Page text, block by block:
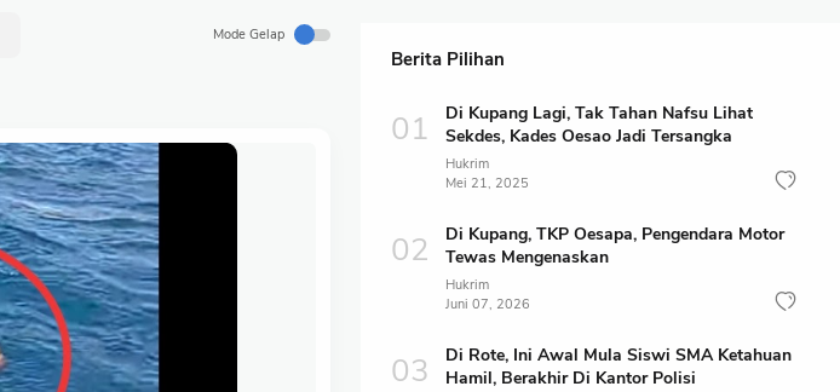
Mode Gelap
Berita Pilihan
Di Kupang Lagi, Tak Tahan Nafsu Lihat
Sekdes, Kades Oesao Jadi Tersangka
Hukrim
Mei 21, 2025
Di Kupang, TKP Oesapa, Pengendara Motor
Tewas Mengenaskan
Hukrim
Juni 07, 2026
Di Rote, Ini Awal Mula Siswi SMA Ketahuan
Hamil, Berakhir Di Kantor Polisi